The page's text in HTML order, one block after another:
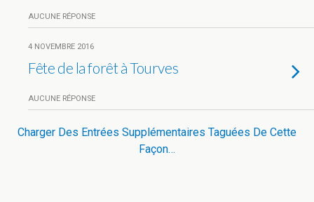
AUCUNE RÉPONSE
4 NOVEMBRE 2016
Fête de la forêt à Tourves
AUCUNE RÉPONSE
Charger Des Entrées Supplémentaires Taguées De Cette
Façon…